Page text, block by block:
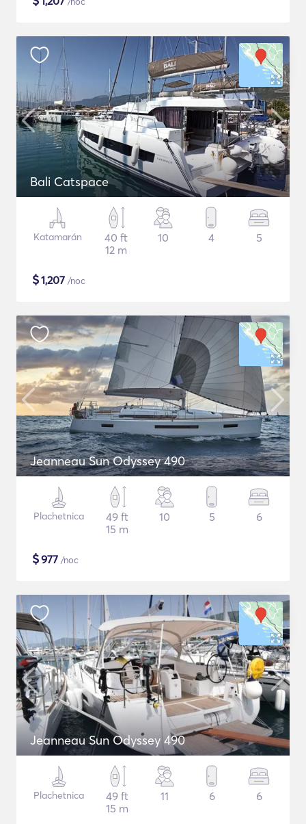
Bali Catspace
Katamarán
40 ft
12 m
10 4 5
$1,207 /noc
Jeanneau Sun Odyssey 490
Plachetnica
49 ft
15 m
10 5 6
$977 /noc
Jeanneau Sun Odyssey 490
Plachetnica
49 ft
15 m
11 6 6